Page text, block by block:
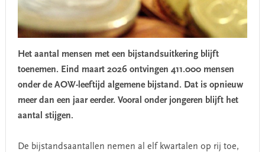
Het aantal mensen met een bijstandsuitkering blijft
toenemen. Eind maart 2026 ontvingen 411.000 mensen
onder de AOW-leeftijd algemene bijstand. Dat is opnieuw
meer dan een jaar eerder. Vooral onder jongeren blijft het
aantal stijgen.
De bijstandsaantallen nemen al elf kwartalen op rij toe,